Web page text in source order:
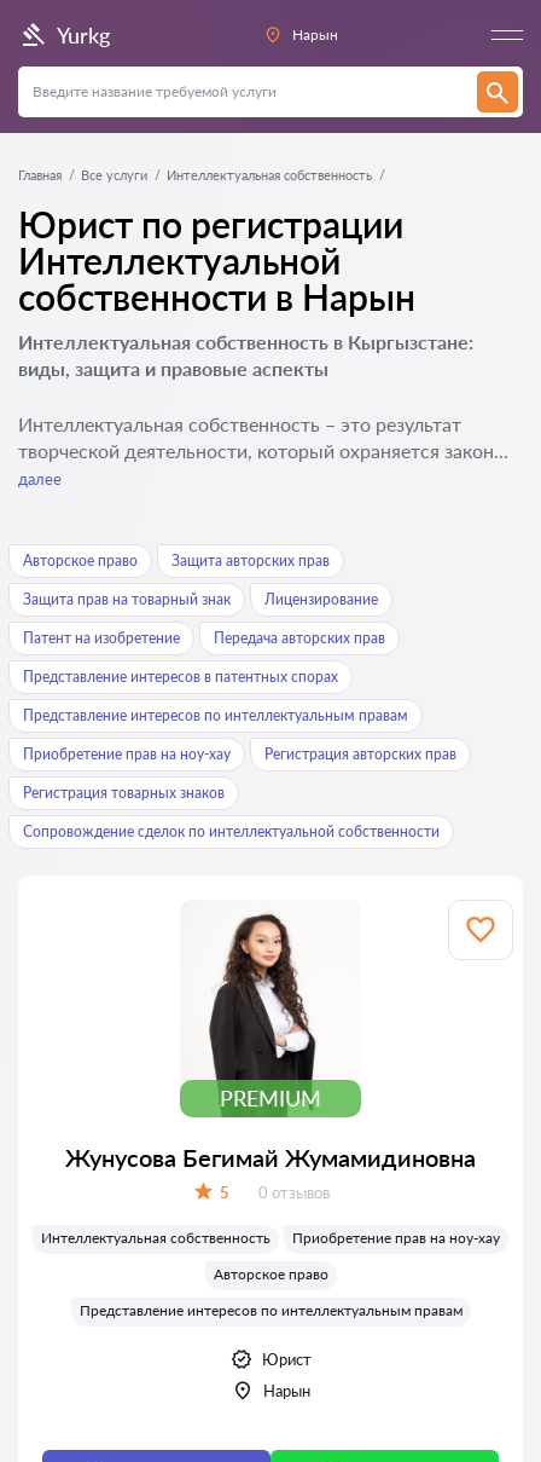
Yurkg Нарын
Главная Все услуги Интеллектуальная собственность
Юрист по регистрации
Интеллектуальной
собственности в Нарын
Интеллектуальная собственность в Кыргызстане:
виды, защита и правовые аспекты
Интеллектуальная собственность – это результат
творческой деятельности, который охраняется закон...
далее
Авторское право Защита авторских прав
Защита прав на товарный знак Лицензирование
Патент на изобретение Передача авторских прав
Представление интересов в патентных спорах
Представление интересов по интеллектуальным правам
Приобретение прав на ноу-хау Регистрация авторских прав
Регистрация товарных знаков
Сопровождение сделок по интеллектуальной собственности
PREMIUM
Жунусова Бегимай Жумамидиновна
5 Отзывов:
0 отзывов
Интеллектуальная собственность
Приобретение прав на ноу-хау
Авторское право
Представление интересов по интеллектуальным правам
Юрист
Нарын